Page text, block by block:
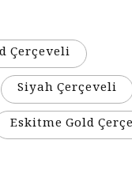
Çerçeveli
Siyah Çerçeveli
Eskitme Gold